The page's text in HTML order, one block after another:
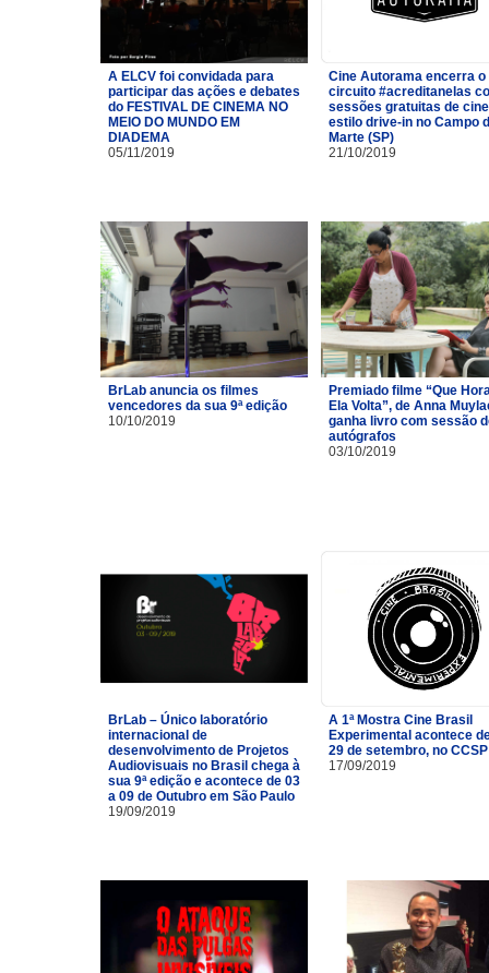
A ELCV foi convidada para
participar das ações e debates
do FESTIVAL DE CINEMA NO
MEIO DO MUNDO EM
DIADEMA
05/11/2019
Cine Autorama encerra o
circuito #acreditanelas
sessões gratuitas de
estilo drive-in no Campo
Marte (SP)
21/10/2019
BrLab anuncia os filmes
vencedores da sua 9ª edição
10/10/2019
Premiado filme “Que
Ela Volta”, de Anna
ganha livro com sessão
autógrafos
03/10/2019
BrLab – Único laboratório
internacional de
desenvolvimento de Projetos
Audiovisuais no Brasil chega à
sua 9ª edição e acontece de 03
a 09 de Outubro em São Paulo
19/09/2019
A 1ª Mostra Cine Brasil
Experimental acontece
29 de setembro, no CCSP
17/09/2019